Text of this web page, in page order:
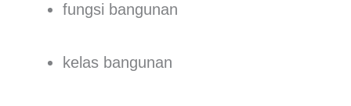
fungsi bangunan
kelas bangunan